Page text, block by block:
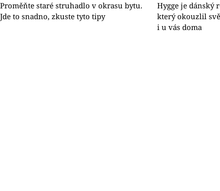
Proměňte staré struhadlo v okrasu bytu.
Jde to snadno, zkuste tyto tipy
Hygge je dánský
který okouzlil
i u vás doma